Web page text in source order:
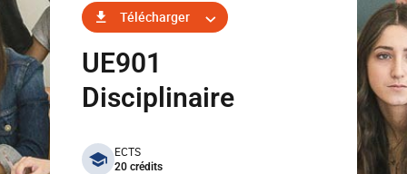
Télécharger
UE901
Disciplinaire
benefits
ECTS
20 crédits